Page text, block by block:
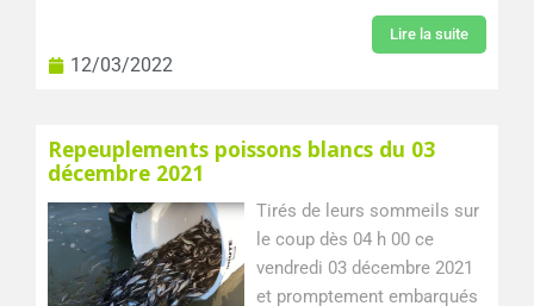
Lire la suite
12/03/2022
Repeuplements poissons blancs du 03
décembre 2021
Tirés de leurs sommeils sur
le coup dès 04 h 00 ce
vendredi 03 décembre 2021
et promptement embarqués